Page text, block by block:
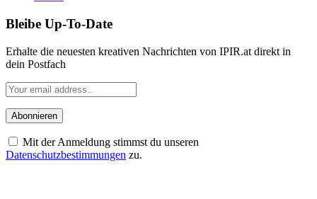
Bleibe Up-To-Date
Erhalte die neuesten kreativen Nachrichten von IPIR.at direkt in
dein Postfach
Mit der Anmeldung stimmst du unseren
Datenschutzbestimmungen zu.